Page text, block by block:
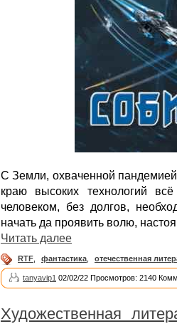
С Земли, охваченной
краю высоких технологий
человеком, без долгов,
начать да проявить волю,
Читать далее
RTF фантастика отечественная
tanyavip1 02/02/22 Просмотров: 2140
Художественная